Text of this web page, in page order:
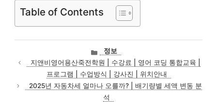
Table of Contents
카
테
고
리
정보
지앤비영어용산죽전학원 | 수강료 | 영어 코딩 통합교육 |
프로그램 | 수업방식 | 강사진 | 위치안내
2025년 자동차세 얼마나 오를까? | 배기량별 세액 변동 분
석